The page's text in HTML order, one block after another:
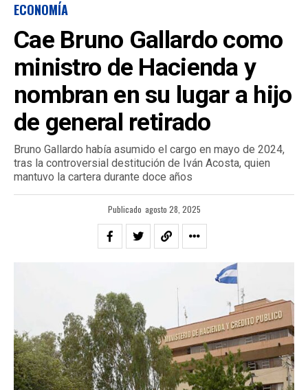
ECONOMÍA
Cae Bruno Gallardo como
ministro de Hacienda y
nombran en su lugar a hijo
de general retirado
Bruno Gallardo había asumido el cargo en mayo de 2024,
tras la controversial destitución de Iván Acosta, quien
mantuvo la cartera durante doce años
Publicado agosto 28, 2025